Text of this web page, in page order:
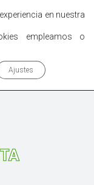
Menúen nuestra
empleamos o
Ajustes